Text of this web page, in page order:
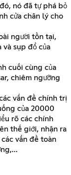
nó đã tự phá bỏ
cửa chân lý cho
người tồn tại,
và sụp đổ của
cuối cùng của
chiêm ngưỡng
vấn đề chính trị
của 20000
rõ các chính
thế giới, nhận ra
vấn đề toàn